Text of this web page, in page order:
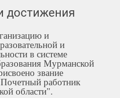
достижения
и
и
в системе
Мурманской
звание
работник
области".